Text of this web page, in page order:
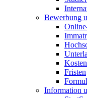
Bewerbung
Kosten
Fristen
Information